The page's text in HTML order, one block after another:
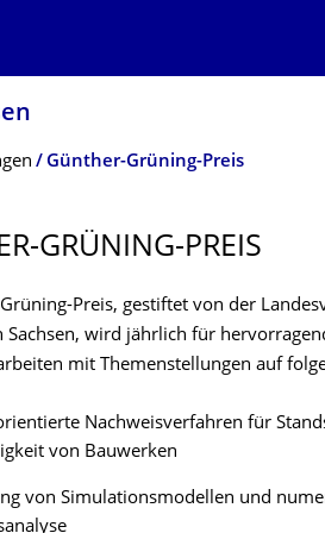
Günther-Grüning-Preis
GRÜNING-PREIS
Preis, gestiftet von der
Sachsen, wird jährlich für
mit Themenstellungen auf
Nachweisverfahren für
von Bauwerken
von Simulationsmodellen und